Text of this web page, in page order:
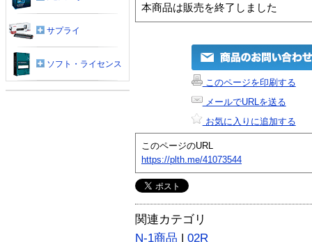
本商品は販売を終了しました
このページを印刷する
メールでURLを送る
お気に入りに追加する
このページのURL
https://plth.me/41073544
関連カテゴリ
N-1商品 | 02R
サプライ
ソフト・ライセンス